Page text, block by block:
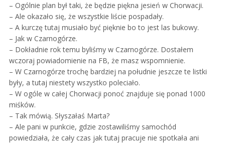
– Ogólnie plan był taki, że będzie piękna jesień w Chorwacji.
– Ale okazało się, że wszystkie liście pospadały.
– A kurczę tutaj musiało być pięknie bo to jest las bukowy.
– Jak w Czarnogórze.
– Dokładnie rok temu byliśmy w Czarnogórze. Dostałem
wczoraj powiadomienie na FB, że masz wspomnienie.
– W Czarnogórze trochę bardziej na południe jeszcze te listki
były, a tutaj niestety wszystko poleciało.
– W ogóle w całej Chorwacji ponoć znajduje się ponad 1000
miśków.
– Tak mówią. Słyszałaś Marta?
– Ale pani w punkcie, gdzie zostawiliśmy samochód
powiedziała, że cały czas jak tutaj pracuje nie spotkała ani